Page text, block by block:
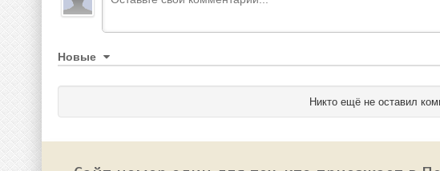
Новые
Никто ещё не оставил